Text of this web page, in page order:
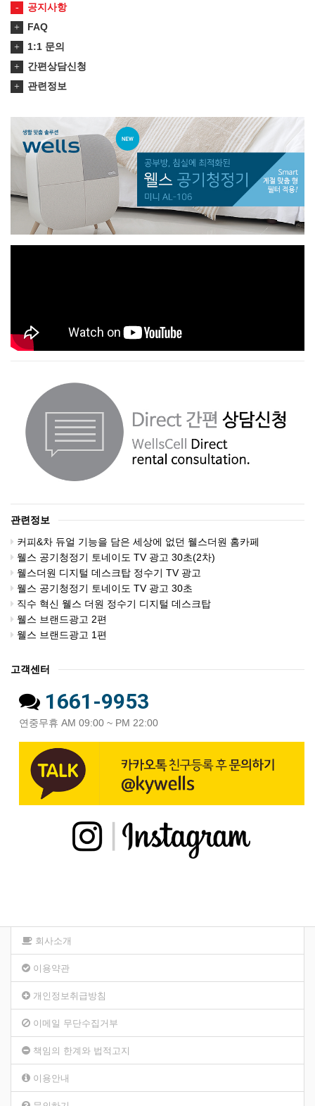
공지사항
FAQ
1:1 문의
간편상담신청
관련정보
관련정보
커피&차 듀얼 기능을 담은 세상에 없던 웰스더원 홈카페
웰스 공기청정기 토네이도 TV 광고 30초(2차)
웰스더원 디지털 데스크탑 정수기 TV 광고
웰스 공기청정기 토네이도 TV 광고 30초
직수 혁신 웰스 더원 정수기 디지털 데스크탑
웰스 브랜드광고 2편
웰스 브랜드광고 1편
고객센터
1661-9953
연중무휴 AM 09:00 ~ PM 22:00
회사소개
이용약관
개인정보취급방침
이메일 무단수집거부
책임의 한계와 법적고지
이용안내